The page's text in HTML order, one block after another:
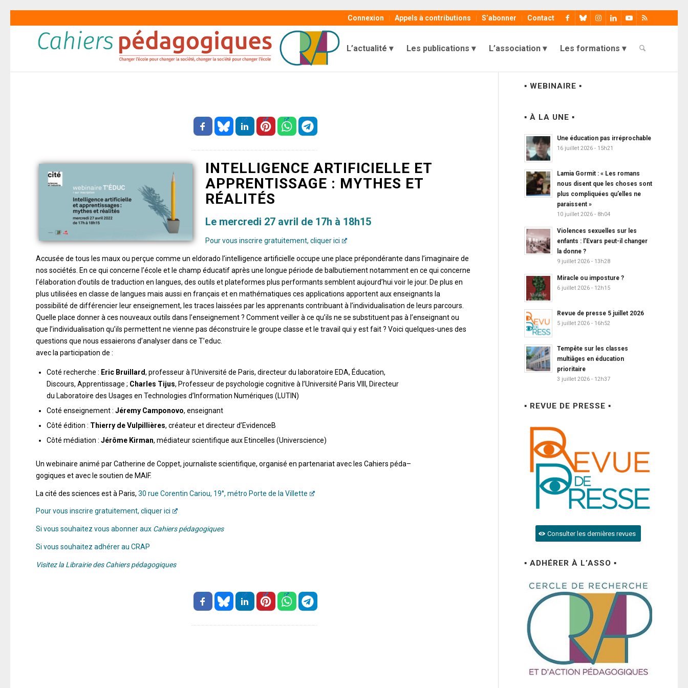
Connexion Appels à contributions S’abonner Contact
L’actualité Les publications L’association Les formations
INTELLIGENCE ARTIFICIELLE ET
APPRENTISSAGE : MYTHES ET
RÉALITÉS
Le mercredi 27 avril de 17h à 18h15
Pour vous inscrire gratuitement, cliquer ici
Accusée de tous les mauxou perçue comme un eldorado l’intelligence artificielle occupe une place prépondérante dans l’imaginaire de
nos sociétés. En ce qui concerne l’école et le champ éducatif après une longue période de balbutiement notamment en ce qui concerne
l’élaboration d’outils de traduction en langues, des outils et plateformes plus performants semblent aujourd’hui voir le jour. De plus en
plus utilisées en classe de langues mais aussi en français eten mathématiques ces applications apportentauxenseignants la
possibilité de différencier leur enseignement, les traces laissées par les apprenants contribuant à l’individualisation de leurs parcours.
Quelle place donner à ces nouveaux outils dans l’enseignement ? Comment veiller à ce qu’ils ne se substituentpas à l’enseignant ou
que l’individualisation qu’ils permettent ne vienne pas déconstruire le groupe classe et le travail qui y est fait ? Voici quelques-unes des
questions que nous essaierons d’analyser dans ce T’educ.
avec la participation de :
Coté recherche : Eric Bruillard, professeur à l’Université de Paris, directeur du laboratoire EDA, Éducation,
Discours, Apprentissage ; Charles Tijus, Professeur de psychologie cognitive à l’Université Paris VIII, Directeur
du Laboratoire des Usages en Technologies d’Information Numériques (LUTIN)
Coté enseignement : Jéremy Camponovo, enseignant
Côté édition : Thierry de Vulpillières, créateur et directeur d’EvidenceB
Côté médiation : Jérôme Kirman, médiateurscientifique aux Etincelles (Universcience)
Un webinaire animé parCatherine de Coppet, journaliste scientifique, organisé en partenariatavec les Cahiers péda–
gogiques et avec le soutien de MAIF.
La cité des sciences est à Paris, 30 rue Corentin Cariou, 19°, métro Porte de la Villette
Pour vous inscrire gratuitement, cliquer ici
Si vous souhaitez vous abonner aux Cahiers pédagogiques
Si vous souhaitez adhérer au CRAP
Visitez la Librairie des Cahiers pédagogiques
▪ WEBINAIRE ▪
▪ À LA UNE ▪
Une éducation pas irréprochable
16 juillet 2026 - 15h21
Lamia Gormit : « Les romans
nous disent que les choses sont
plus compliquées qu’elles ne
paraissent »
10 juillet 2026 - 8h04
Violences sexuelles sur les
enfants : l’Evars peut-il changer
la donne ?
9 juillet 2026 - 13h28
Miracle ou imposture ?
6 juillet 2026 - 12h15
Revue de presse 5 juillet 2026
5 juillet 2026 - 16h52
Tempête sur les classes
multiâges en éducation
prioritaire
3 juillet 2026 - 12h37
▪ REVUE DE PRESSE ▪
Consulter les dernières revues
▪ ADHÉRER À L’ASSO ▪